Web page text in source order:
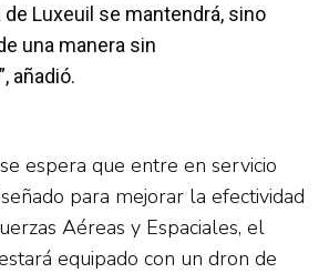
de Luxeuil se mantendrá, sino
una manera sin
añadió.
espera que entre en servicio
para mejorar la efectividad
Aéreas y Espaciales, el
equipado con un dron de